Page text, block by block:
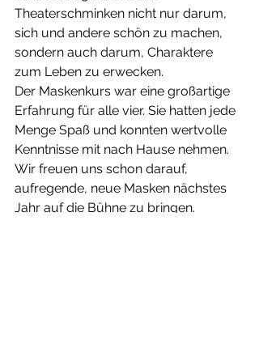
Theaterschminken nicht nur darum,
sich und andere schön zu machen,
sondern auch darum, Charaktere
zum Leben zu erwecken.
Der Maskenkurs war eine großartige
Erfahrung für alle vier. Sie hatten jede
Menge Spaß und konnten wertvolle
Kenntnisse mit nach Hause nehmen.
Wir freuen uns schon darauf,
aufregende, neue Masken nächstes
Jahr auf die Bühne zu bringen.